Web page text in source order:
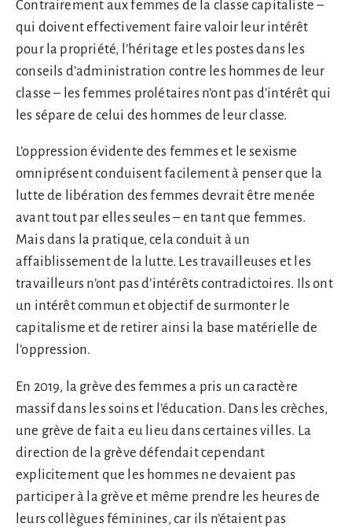
Contrairement aux femmes de la classe capitaliste –
qui doivent effectivement faire valoir leur intérêt
pour la propriété, l’héritage et les postes dans les
conseils d’administration contre les hommes de leur
classe – les femmes prolétaires n’ont pas d’intérêt qui
les sépare de celui des hommes de leur classe.
L’oppression évidente des femmes et le sexisme
omniprésent conduisent facilement à penser que la
lutte de libération des femmes devrait être menée
avant tout par elles seules – en tant que femmes.
Mais dans la pratique, cela conduit à un
affaiblissement de la lutte. Les travailleuses et les
travailleurs n’ont pas d’intérêts contradictoires. Ils ont
un intérêt commun et objectif de surmonter le
capitalisme et de retirer ainsi la base matérielle de
l’oppression.
En 2019, la grève des femmes a pris un caractère
massif dans les soins et l’éducation. Dans les crèches,
une grève de fait a eu lieu dans certaines villes. La
direction de la grève défendait cependant
explicitement que les hommes ne devaient pas
participer à la grève et même prendre les heures de
leurs collègues féminines, car ils n’étaient pas